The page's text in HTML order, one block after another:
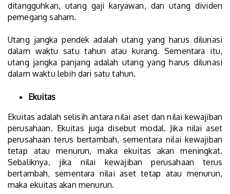
ditangguhkan, utang gaji karyawan, dan utang dividen
pemegang saham.
Utang jangka pendek adalah utang yang harus dilunasi
dalam waktu satu tahun atau kurang. Sementara itu,
utang jangka panjang adalah utang yang harus dilunasi
dalam waktu lebih dari satu tahun.
Ekuitas
Ekuitas adalah selisih antara nilai aset dan nilai kewajiban
perusahaan. Ekuitas juga disebut modal. Jika nilai aset
perusahaan terus bertambah, sementara nilai kewajiban
tetap atau menurun, maka ekuitas akan meningkat.
Sebaliknya, jika nilai kewajiban perusahaan terus
bertambah, sementara nilai aset tetap atau menurun,
maka ekuitas akan menurun.